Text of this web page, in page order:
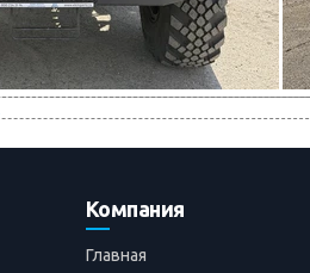
Компания
Главная